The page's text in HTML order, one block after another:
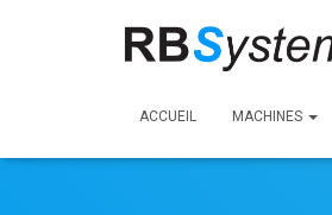
ACCUEIL MACHINES